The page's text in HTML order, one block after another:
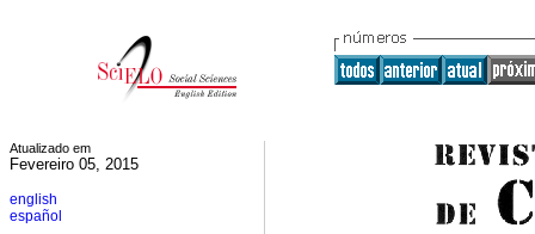
Atualizado em
Fevereiro 05, 2015
english
español